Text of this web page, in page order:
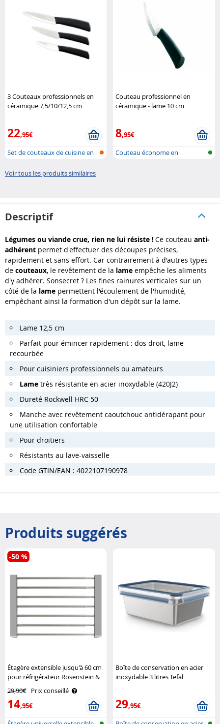
3 Couteaux professionnels en
céramique 7,5/10/12,5 cm
22,95€
Set de couteaux de cuisine en
Couteau professionnel en
céramique - lame 10 cm
8,95€
Couteau économe en
Voir tous les produits similaires
Descriptif
Légumes ou viande crue, rien ne lui résiste !Ce couteau anti-
adhérent permet d'effectuer des découpes précises,
rapidement et sans effort. Car contrairement à d'autres types
de couteaux, le revêtement de la lame empêche les aliments
d'y adhérer. Sonsecret ? Les fines rainures verticales sur un
côté de la lame permettent l'écoulement de l'humidité,
empêchant ainsi la formation d'un dépôt sur la lame.
Lame 12,5 cm
Parfait pour émincer rapidement : dos droit, lame
recourbée
Pour cuisiniers professionnels ou amateurs
Lame très résistante en acier inoxydable (420J2)
Dureté Rockwell HRC 50
Manche avec revêtement caoutchouc antidérapant pour
une utilisation confortable
Pour droitiers
Résistants au lave-vaisselle
Code GTIN/EAN : 4022107190978
Produits suggérés
Étagère extensible jusqu'à 60 cm
pour réfrigérateur Rosenstein &
29,90€ Prix conseillé
14,95€
-50 %
Boîte de conservation en acier
inoxydable 3 litres Tefal
29,95€